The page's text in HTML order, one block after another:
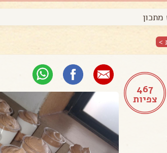
>
467
צפיות